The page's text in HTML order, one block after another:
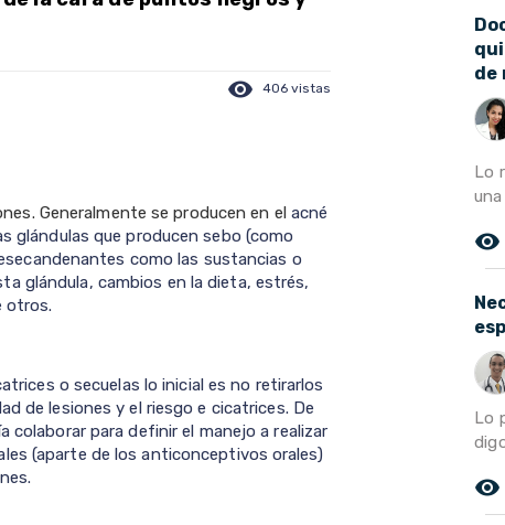
visibility 406 vistas
Generalmente se producen en el acné
glándulas que producen sebo (como
como las sustancias o
glándula, cambios en la dieta, estrés,
otros.
o secuelas lo inicial es no retirarlos
de lesiones y el riesgo e cicatrices. De
para definir el manejo a realizar
(aparte de los anticonceptivos orales)
de
Lo
remove_red_eye
Lo
remove_red_eye